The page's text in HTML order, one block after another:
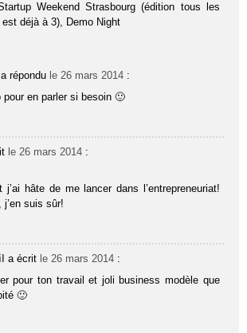
Weekend Strasbourg (édition tous les
déjà à 3), Demo Night
a répondu le 26 mars 2014 :
en parler si besoin 🙂
le 26 mars 2014 :
hâte de me lancer dans l’entrepreneuriat!
j’en suis sûr!
a écrit le 26 mars 2014 :
pour ton travail et joli business modèle que
🙂